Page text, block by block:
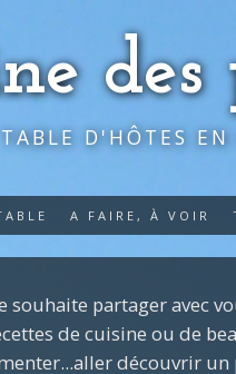
des
D'HÔTES EN
A FAIRE, À VOIR
partager avec
de cuisine ou de
découvrir